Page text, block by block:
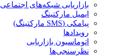
بازاریابی شبکه‌های اجتماعی
ایمیل مارکتینگ
پیامکی (SMS مارکتینگ)
رویدادها
اتوماسیون بازاریابی
نظرسنجی‌ها